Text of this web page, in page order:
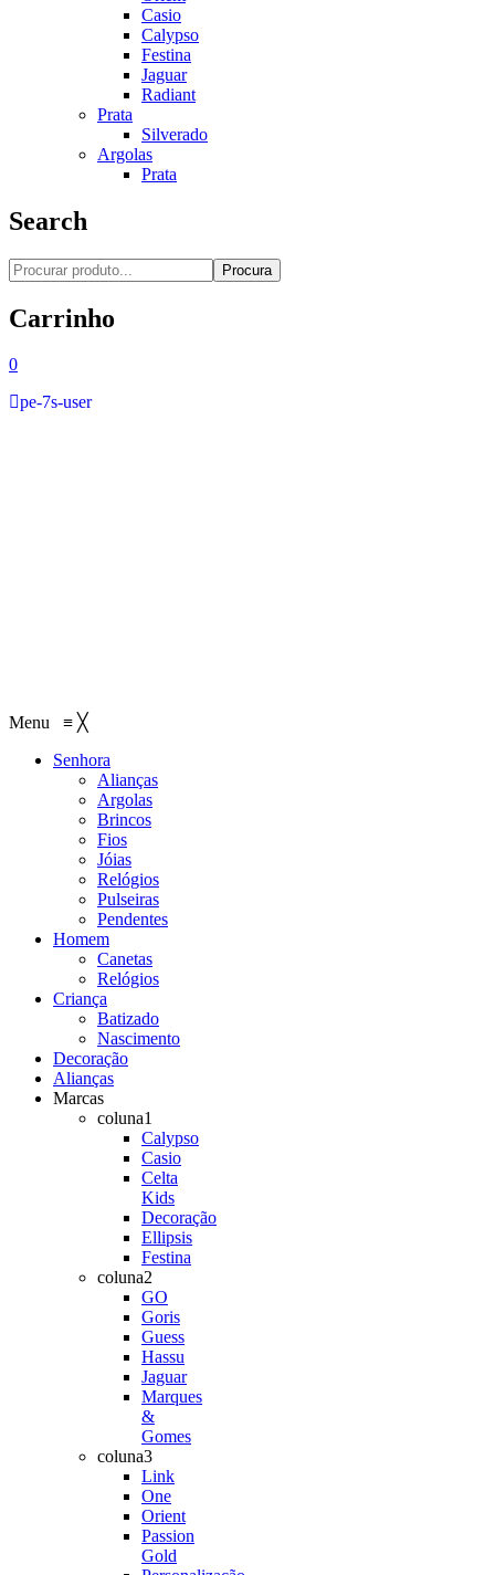
Casio
Calypso
Festina
Jaguar
Radiant
Prata
Silverado
Argolas
Prata
Search
Procura
Carrinho
0
pe-7s-user
Menu ≡ ╳
Senhora
Alianças
Argolas
Brincos
Fios
Jóias
Relógios
Pulseiras
Pendentes
Homem
Canetas
Relógios
Criança
Batizado
Nascimento
Decoração
Alianças
Marcas
coluna1
Calypso
Casio
Celta
Kids
Decoração
Ellipsis
Festina
coluna2
GO
Goris
Guess
Hassu
Jaguar
Marques
&
Gomes
coluna3
Link
One
Orient
Passion
Gold